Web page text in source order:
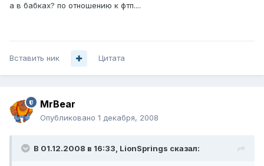
а в бабках? по отношению к фтп....
Вставить ник Цитата
MrBear
Опубликовано 1 декабря, 2008
В 01.12.2008 в 16:33, LionSprings сказал: